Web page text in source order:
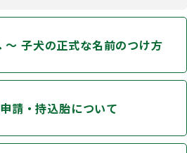
〜 子犬の正式な名前のつけ方
請・持込胎について